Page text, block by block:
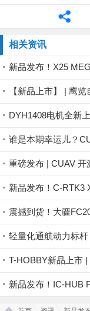
相关资讯
新品发布！X25
【新品上市】 | 鹰
谁是本期幸运儿？
重磅发布 | CUAV 开
新品发布！C-RTK3
轻量化通航动力标
T-HOBBY新品上市